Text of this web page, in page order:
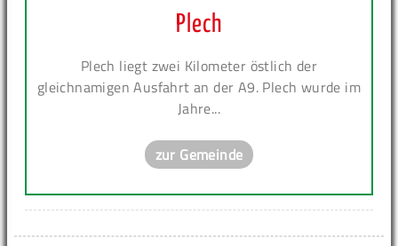
Plech
Plech liegt zwei Kilometer östlich der
gleichnamigen Ausfahrt an der A9. Plech wurde im
Jahre...
zur Gemeinde